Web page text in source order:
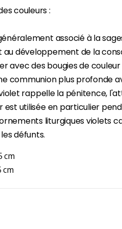
-30%
Une bougie 150 gr et votre Prière déposées à Lourdes
Eau de Lourdes 1 Litre
€12.00 €9.60
€9.60
couleurs :
associé à la
au développement de la
avec des bougies de
communion plus profonde
rappelle la pénitence,
est utilisée en particulier
liturgiques violets
défunts.
cm
cm